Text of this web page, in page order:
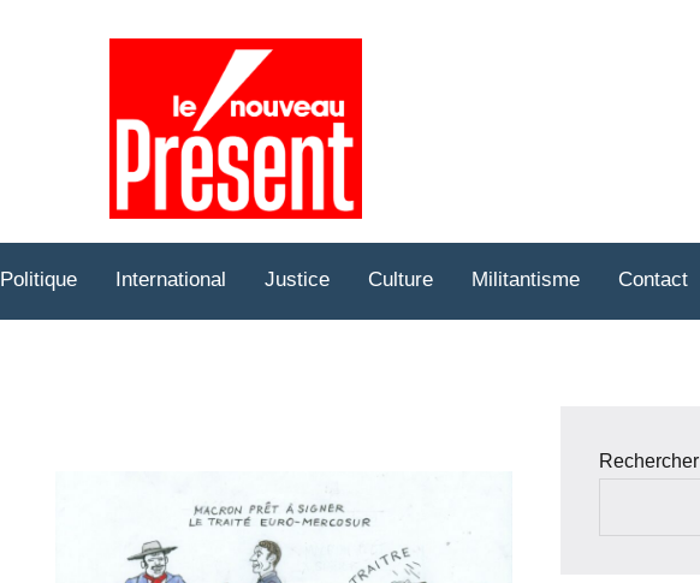
Politique International Justice Culture Militantisme Contact
Rechercher